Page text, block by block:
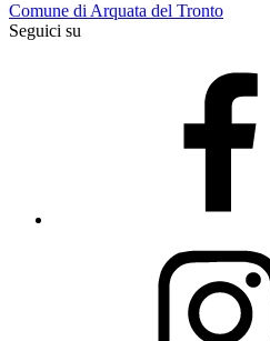
Comune di Arquata del Tronto
Seguici su